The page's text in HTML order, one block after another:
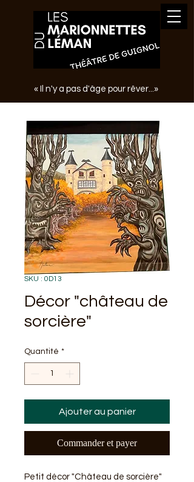
« Il n'y a pas d'âge pour rêver...»
SKU : 0D13
Décor "château de
sorcière"
Quantité *
Ajouter au panier
Commander et payer
Petit décor "Château de sorcière"